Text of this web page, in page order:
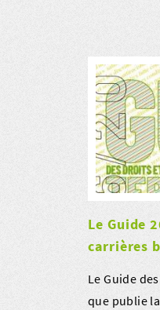
Le Guide
carrières
Le Guide
que publie